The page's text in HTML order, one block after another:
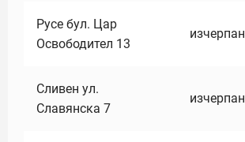
Русе бул. Цар
Освободител 13
изчерпан
Сливен ул.
Славянска 7
изчерпан